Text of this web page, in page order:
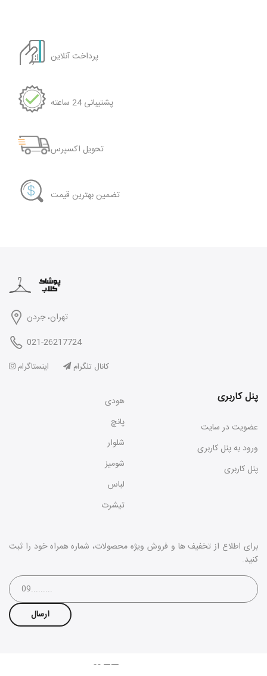
پرداخت آنلاین
پشتیبانی 24 ساعته
تحویل اکسپرس
تضمین بهترین قیمت
تهران، جردن
021-26217724
اینستاگرام کانال تلگرام
هودی
پانچ
شلوار
شومیز
لباس
تیشرت
پنل کاربری
عضویت در سایت
ورود به پنل کاربری
پنل کاربری
برای اطلاع از تخفیف ها و فروش ویژه محصولات، شماره همراه خود را ثبت
کنید.